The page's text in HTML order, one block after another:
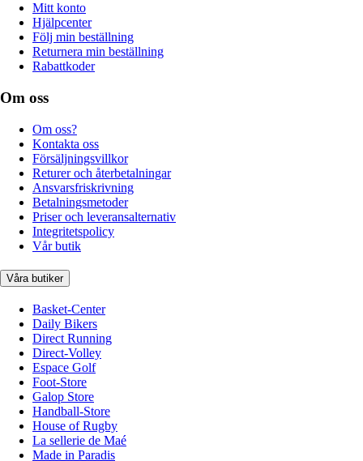
Mitt konto
Hjälpcenter
Följ min beställning
Returnera min beställning
Rabattkoder
Om oss
Om oss?
Kontakta oss
Försäljningsvillkor
Returer och återbetalningar
Ansvarsfriskrivning
Betalningsmetoder
Priser och leveransalternativ
Integritetspolicy
Vår butik
Våra butiker
Basket-Center
Daily Bikers
Direct Running
Direct-Volley
Espace Golf
Foot-Store
Galop Store
Handball-Store
House of Rugby
La sellerie de Maé
Made in Paradis